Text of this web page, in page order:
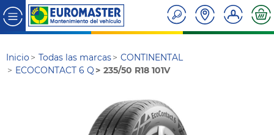
Inicio Todas las marcas
CONTINENTAL
ECOCONTACT 6 Q
235/50 R18 101V